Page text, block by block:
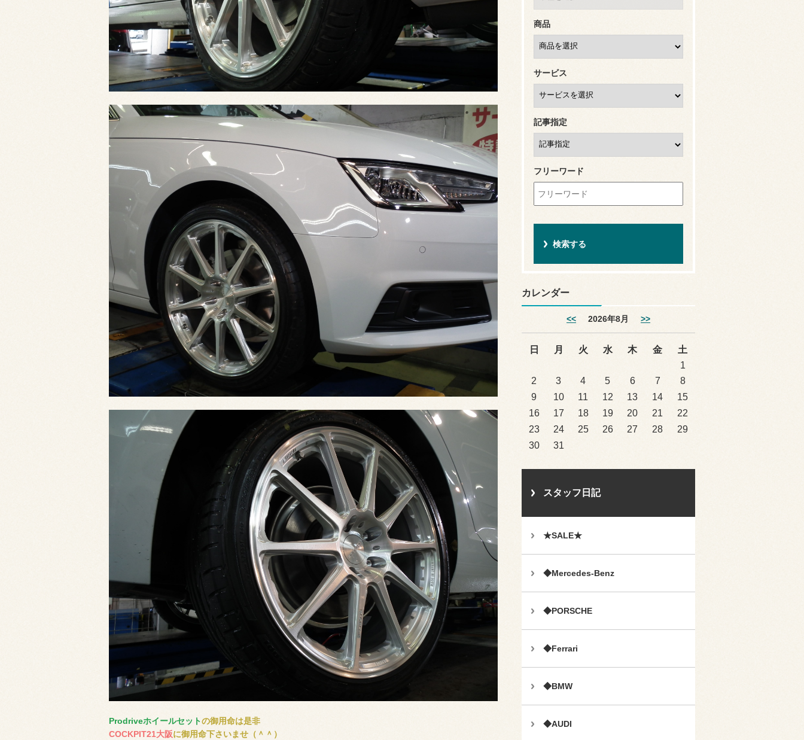
Prodriveホイールセットの御用命は是非
COCKPIT21大阪に御用命下さいませ（＾＾）
商品
サービス
記事指定
フリーワード
カレンダー
<< 2026年8月 >>
日 月 火 水 木 金
土
1
2
3 4 5 6 7
8
9
10 11 12 13 14
15
16
17 18 19 20 21
22
23
24 25 26 27 28
29
30
31
スタッフ日記
★SALE★
◆Mercedes-Benz
◆PORSCHE
◆Ferrari
◆BMW
◆AUDI